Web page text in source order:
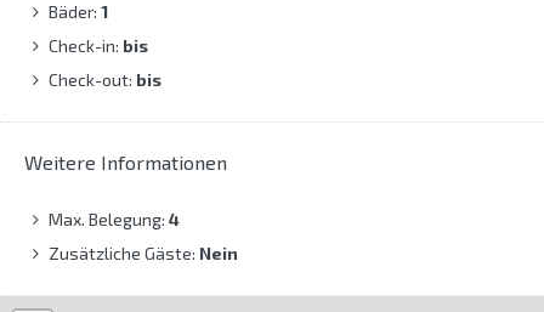
Bäder: 1
Check-in: bis
Check-out: bis
Weitere Informationen
Max. Belegung: 4
Zusätzliche Gäste: Nein